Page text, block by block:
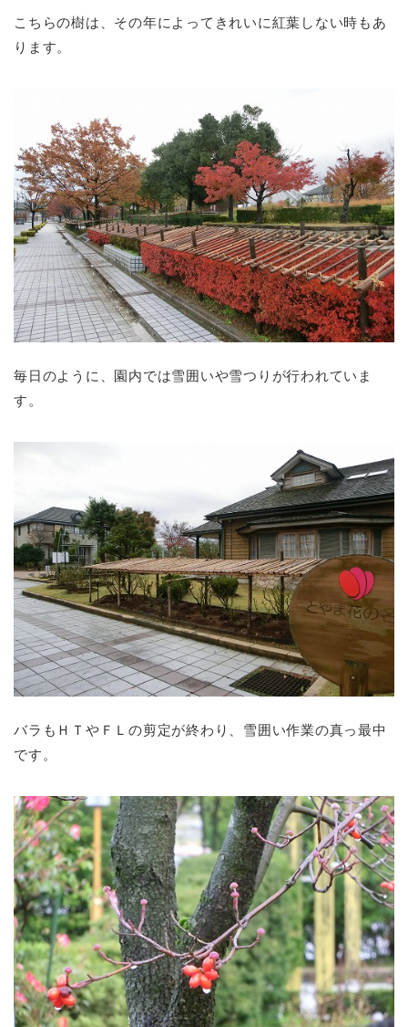
こちらの樹は、その年によってきれいに紅葉しない時もあ
ります。
毎日のように、園内では雪囲いや雪つりが行われていま
す。
バラもＨＴやＦＬの剪定が終わり、雪囲い作業の真っ最中
です。